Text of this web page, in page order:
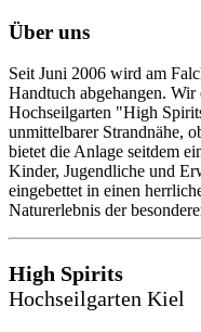
Über uns
Seit Juni 2006 wird am
Handtuch abgehangen.
Hochseilgarten "High
unmittelbarer Strandnähe,
bietet die Anlage seitdem
Kinder, Jugendliche und
eingebettet in einen
Naturerlebnis der
High Spirits
Hochseilgarten Kiel